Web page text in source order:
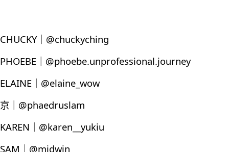
CHUCKY｜@chuckyching
PHOEBE｜@phoebe.unprofessional.journey
ELAINE｜@elaine_wow
京｜@phaedruslam
KAREN｜@karen__yukiu
SAM｜@midwin_